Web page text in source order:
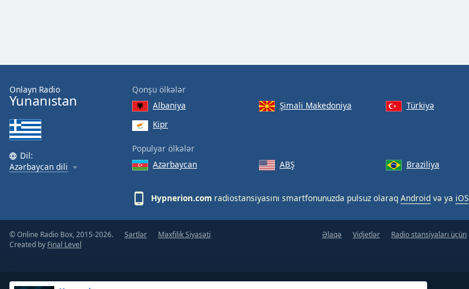
window.
Onlayn Radio
Yunanıstan
Dil:
Azərbaycan dili
Qonşu ölkələr
Albaniya
Şimali Makedoniya Türkiyə
Kipr
Populyar ölkələr
Azərbaycan
ABŞ Braziliya
Hypnerion.com radiostansiyasını smartfonunuzda pulsuz olaraq Android və ya iOS
© Online Radio Box, 2015-2026.
Created by Final Level
Şərtlər Məxfilik Siyasəti Əlaqə Vidjetlər Radio stansiyaları üçün